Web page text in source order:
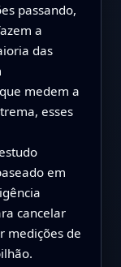
passando,
a
das
medem a
esses
em
cancelar
medições de